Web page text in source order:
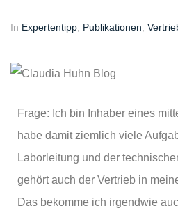
In Expertentipp Publikationen
Frage: Ich bin Inhaber eines
habe damit ziemlich viele
Laborleitung und der
gehört auch der Vertrieb in
Das bekomme ich irgendwie